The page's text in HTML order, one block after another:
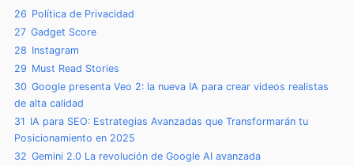
26 Política de Privacidad
27 Gadget Score
28 Instagram
29 Must Read Stories
30 Google presenta Veo 2: la nueva IA para crear videos realistas
de alta calidad
31 IA para SEO: Estrategias Avanzadas que Transformarán tu
Posicionamiento en 2025
32 Gemini 2.0 La revolución de Google AI avanzada